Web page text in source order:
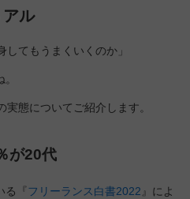
ル
してもうまくいくのか」
態についてご紹介します。
が20代
る『フリーランス白書2022 』によ